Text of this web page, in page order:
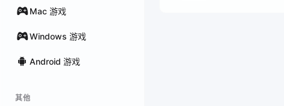
Mac 游戏
Windows 游戏
Android 游戏
其他